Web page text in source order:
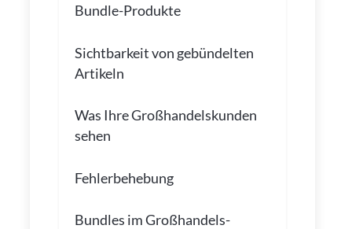
Bundle-Produkte
Sichtbarkeit von gebündelten
Artikeln
Was Ihre Großhandelskunden
sehen
Fehlerbehebung
Bundles im Großhandels-